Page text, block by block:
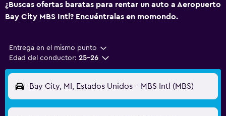
¿Buscas ofertas baratas para rentar un auto a Aeropuerto
Bay City MBS Intl? Encuéntralas en momondo.
Entrega en el mismo punto
Edad del conductor: 25-26
Bay City, MI, Estados Unidos - MBS Intl (MBS)